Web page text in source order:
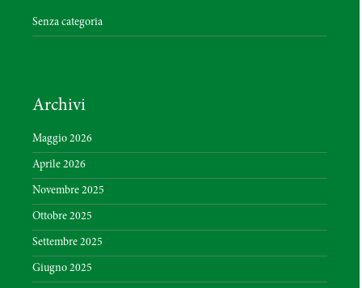
Senza categoria
Archivi
Maggio 2026
Aprile 2026
Novembre 2025
Ottobre 2025
Settembre 2025
Giugno 2025